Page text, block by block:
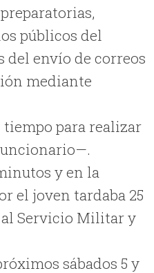
públicos del
del envío de correos
mediante
para realizar
y en la
el joven tardaba 25
Servicio Militar y
sábados 5 y